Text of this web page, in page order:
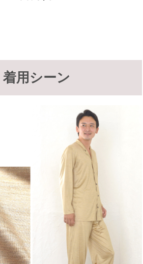
着用シーン